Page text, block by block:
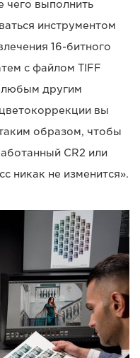
чего выполнить
инструментом
16-битного
с файлом TIFF
любым другим
вы
образом, чтобы
CR2 или
никак не изменится».